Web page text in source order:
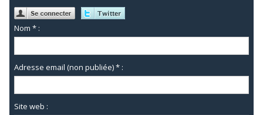
Nom * :
Adresse email (non publiée) * :
Site web :